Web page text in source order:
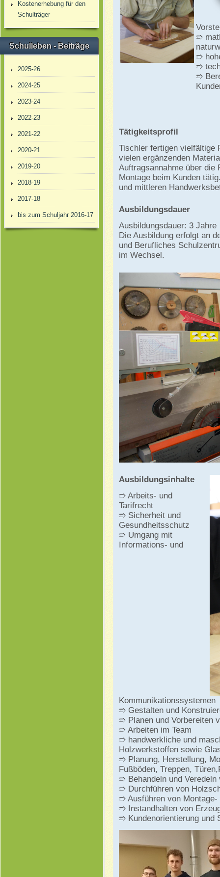
Kostenerhebung für den
Schulträger
Schulleben - Beiträge
2025-26
2024-25
2023-24
2022-23
2021-22
2020-21
2019-20
2018-19
2017-18
bis zum Schuljahr 2016-17
➱
➱
➱
➱
Tätigkeitsprofil
Tischler fertigen vielfältige
vielen ergänzenden
Auftragsannahme über
Montage beim Kunden
und mittleren
Ausbildungsdauer
Ausbildungsdauer: 3 Jahre
Die Ausbildung erfolgt an
und Berufliches
im Wechsel.
Ausbildungsinhalte
➱ Arbeits- und
Tarifrecht
➱ Sicherheit und
Gesundheitsschutz
➱ Umgang mit
Informations- und
Kommunikationssystemen
➱ Gestalten und
➱ Planen und Vorbereiten
➱ Arbeiten im Team
➱ handwerkliche und
Holzwerkstoffen sowie
➱ Planung, Herstellung,
Fußböden, Treppen,
➱ Behandeln und Veredeln
➱ Durchführen von
➱ Ausführen von Montage-
➱ Instandhalten von
➱ Kundenorientierung und